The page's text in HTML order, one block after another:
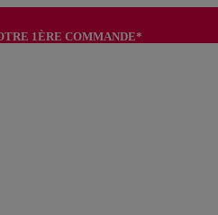
1ÈRE COMMANDE*